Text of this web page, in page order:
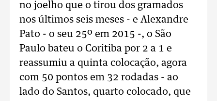
no joelho que o tirou dos gramados
nos últimos seis meses - e Alexandre
Pato - o seu 25º em 2015 -, o São
Paulo bateu o Coritiba por 2 a 1 e
reassumiu a quinta colocação, agora
com 50 pontos em 32 rodadas - ao
lado do Santos, quarto colocado, que